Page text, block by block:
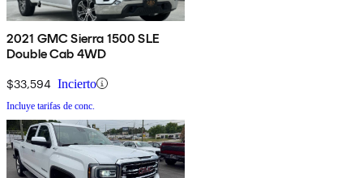
2021 GMC Sierra 1500 SLE
Double Cab 4WD
$33,594 Incierto
Incluye tarifas de conc.